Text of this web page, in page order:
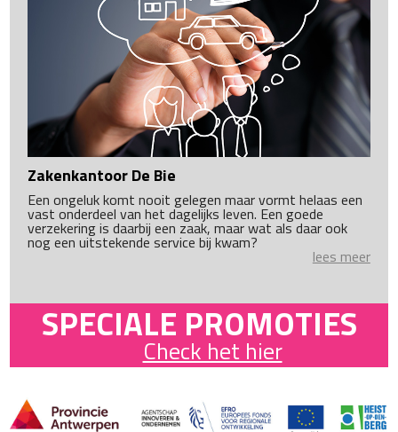
Zakenkantoor De Bie
Een ongeluk komt nooit gelegen maar vormt helaas een
vast onderdeel van het dagelijks leven. Een goede
verzekering is daarbij een zaak, maar wat als daar ook
nog een uitstekende service bij kwam?
lees meer
SPECIALE PROMOTIES
Check het hier